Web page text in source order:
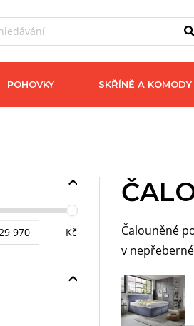
POHOVKY SKŘÍNĚ A KOMODY
Čalouněné
v
Kč